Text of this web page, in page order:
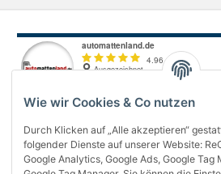
Wie wir Cookies & Co nutzen
Durch Klicken auf „Alle akzeptieren“
folgender Dienste auf unserer Website:
Google Analytics, Google Ads, Google Tag
Über uns